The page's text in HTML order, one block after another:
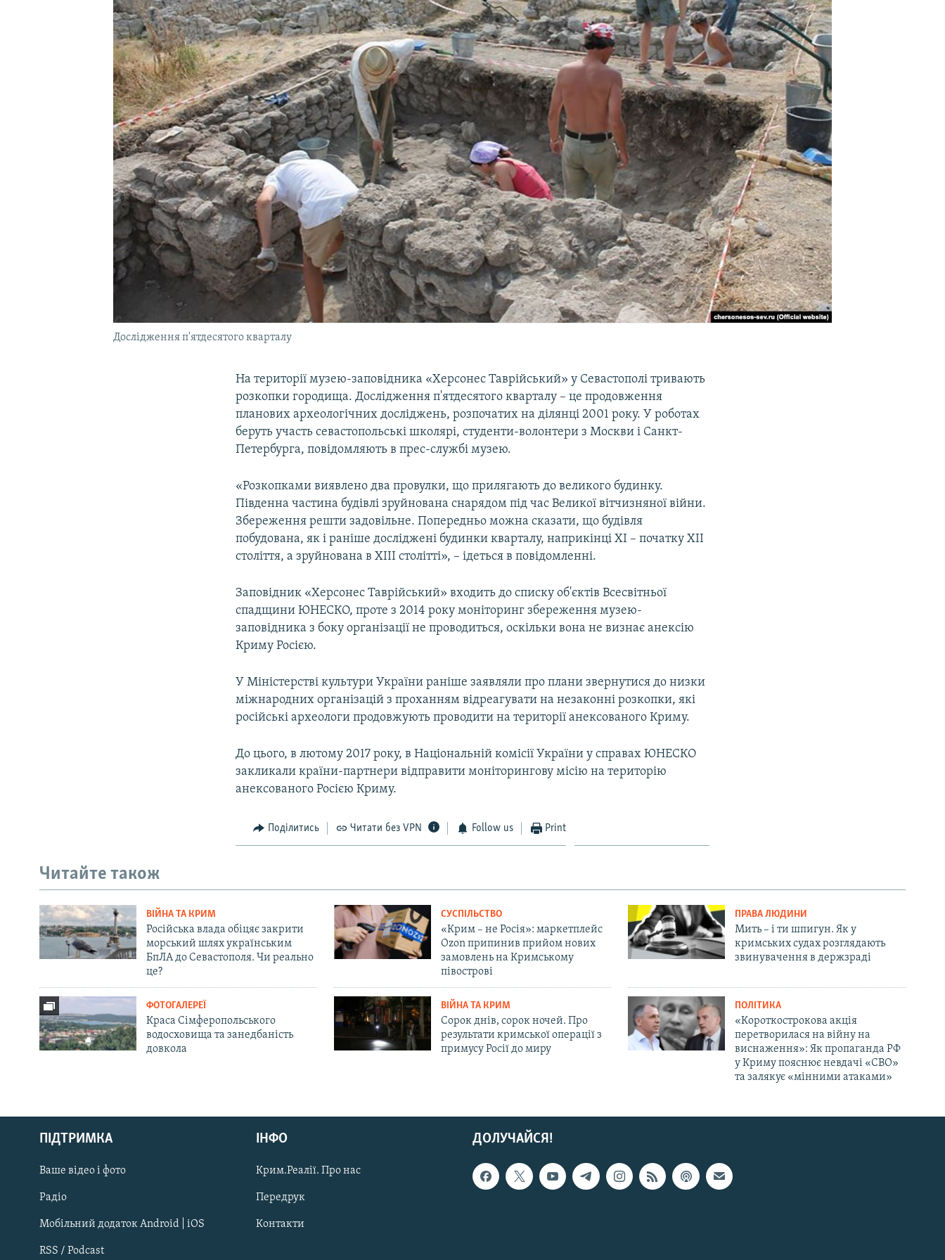
УКРАЇНСЬКА ПРОБЛЕМА КРИМУ
Русский
Qırımtatar
ДОЛУЧАЙСЯ!
Дослідження п'ятдесятого кварталу
На території музею-заповідника «Херсонес Таврійський» у Севастополі тривають
розкопки городища. Дослідження п'ятдесятого кварталу – це продовження
планових археологічних досліджень, розпочатих на ділянці 2001 року. У роботах
беруть участь севастопольські школярі, студенти-волонтери з Москви і Санкт-
Петербурга, повідомляють в прес-службі музею.
«Розкопками виявлено два провулки, що прилягають до великого будинку.
Південна частина будівлі зруйнована снарядом під час Великої вітчизняної війни.
Збереження решти задовільне. Попередньо можна сказати, що будівля
побудована, як і раніше досліджені будинки кварталу, наприкінці XI – початку XII
століття, а зруйнована в XIII столітті», – ідеться в повідомленні.
Заповідник «Херсонес Таврійський» входить до списку об'єктів Всесвітньої
спадщини ЮНЕСКО, проте з 2014 року моніторинг збереження музею-
заповідника з боку організації не проводиться, оскільки вона не визнає анексію
Криму Росією.
У Міністерстві культури України раніше заявляли про плани звернутися до низки
міжнародних організацій з проханням відреагувати на незаконні розкопки, які
російські археологи продовжують проводити на території анексованого Криму.
До цього, в лютому 2017 року, в Національній комісії України у справах ЮНЕСКО
закликали країни-партнери відправити моніторингову місію на територію
анексованого Росією Криму.
Поділитись Читати без VPN Follow us Print
Читайте також
ВІЙНА ТА КРИМ
Російська влада обіцяє закрити
морський шлях українським
БпЛА до Севастополя. Чи реально
це?
СУСПІЛЬСТВО
«Крим – не Росія»: маркетплейс
Ozon припинив прийом нових
замовлень на Кримському
півострові
ПРАВА ЛЮДИНИ
Мить – і ти шпигун. Як у
кримських судах розглядають
звинувачення в держзраді
ФОТОГАЛЕРЕЇ
Краса Сімферопольського
водосховища та занедбаність
довкола
ВІЙНА ТА КРИМ
Сорок днів, сорок ночей. Про
результати кримської операції з
примусу Росії до миру
ПОЛІТИКА
«Короткострокова акція
перетворилася на війну на
виснаження»: Як пропаганда РФ
у Криму пояснює невдачі «СВО»
та залякує «мінними атаками»
ДОЛУЧАЙСЯ!
ПІДТРИМКА
Ваше відео і фото
Радіо
Мобільний додаток Android | iOS
RSS / Podcast
ІНФО
Крим.Реалії. Про нас
Передрук
Контакти